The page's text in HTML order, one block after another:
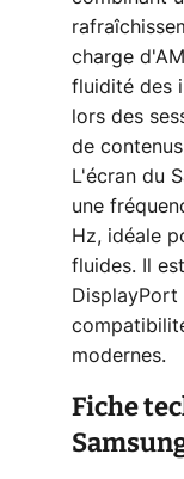
charge
fluidité des
lors des
de
L'écran du
une
Hz, idéale
fluides. Il
DisplayPort
modernes.
Fiche